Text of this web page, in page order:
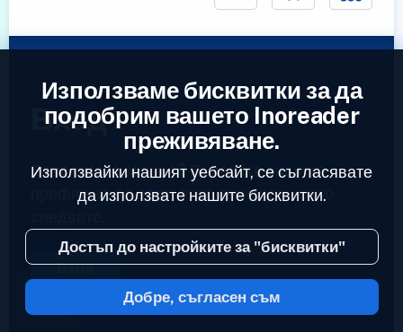
Вход
Вече имате акаунт?Въведете вашият
профил за да достъпите емисиите които
Вход
2023 © Inoreader
Използваме бисквитки за да
подобрим вашето Inoreader
преживяване.
Използвайки нашият уебсайт, се съгласявате
да използвате нашите бисквитки.
Достъп до настройките за "бисквитки"
Добре, съгласен съм